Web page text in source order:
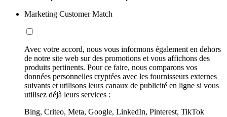
Marketing Customer Match
Avec votre accord, nous vous informons également en dehors
de notre site web sur des promotions et vous affichons des
produits pertinents. Pour ce faire, nous comparons vos
données personnelles cryptées avec les fournisseurs externes
suivants et utilisons leurs canaux de publicité en ligne si vous
utilisez déjà leurs services :
Bing, Criteo, Meta, Google, LinkedIn, Pinterest, TikTok